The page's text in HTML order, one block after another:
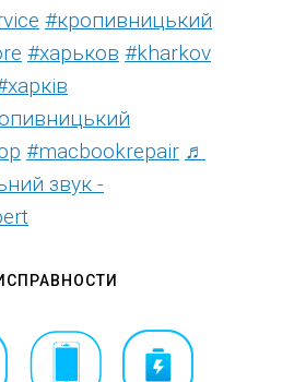
#кропивницький
#харьков #kharkov
#macbookrepair ♬
звук -